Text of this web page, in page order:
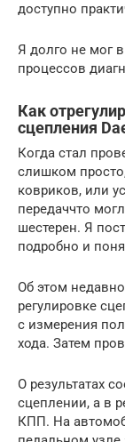
доступно
Я долго не мог
процессов
Как
сцепления
Когда стал
слишком
ковриков, или
передаччто
шестерен. Я
подробно и
Об этом
регулировке
с измерения
хода. Затем
О результатах
сцеплении, а в
КПП. На